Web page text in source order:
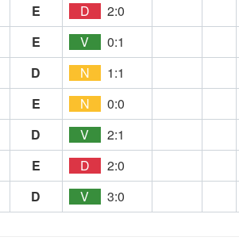
E D
2:0
E V
0:1
D N
1:1
E N
0:0
D V
2:1
E D
2:0
D V 3:0